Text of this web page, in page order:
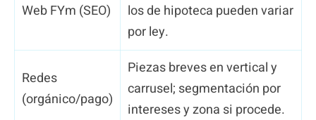
Web FYm (SEO)
los de hipoteca pueden variar
por ley.
Redes
(orgánico/pago)
Piezas breves en vertical y
carrusel; segmentación por
intereses y zona si procede.